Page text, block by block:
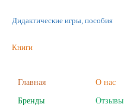
Дидактические игры, пособия
Книги
Фигурки
Главная О нас
Бренды
Отзывы